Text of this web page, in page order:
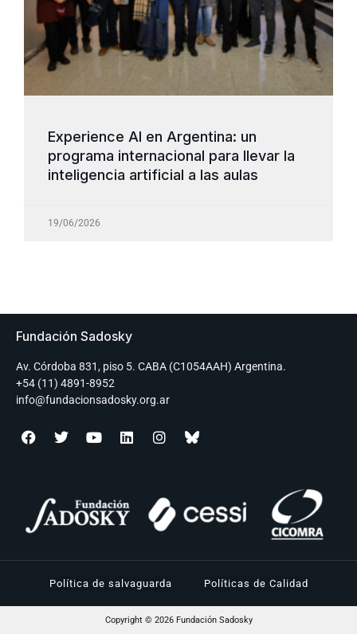
Experience AI en Argentina: un
programa internacional para llevar la
inteligencia artificial a las aulas
19/06/2026
Fundación Sadosky
Av. Córdoba 831, piso 5. CABA (C1054AAH) Argentina.
+54 (11) 4891-8952
info@fundacionsadosky.org.ar
Política de salvaguarda Políticas de Calidad
Copyright © 2026 Fundación Sadosky